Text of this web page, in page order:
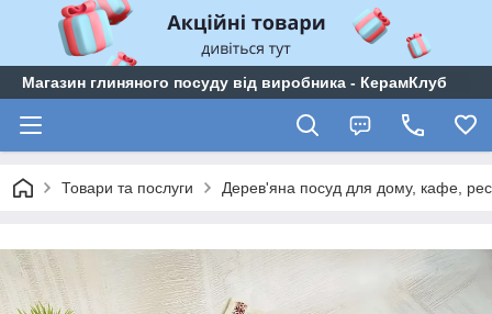
Магазин глиняного посуду від виробника - КерамКлуб
Товари та послуги Дерев'яна посуд для дому, кафе,